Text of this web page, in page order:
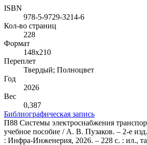
ISBN
978-5-9729-3214-6
Кол-во страниц
228
Формат
148х210
Переплет
Твердый; Полноцвет
Год
2026
Вес
0,387
Библиографическая запись
П88 Системы электроснабжения
учебное пособие / А. В. Пузаков. – 2-е
: Инфра-Инженерия, 2026. – 228 с. : ил.,